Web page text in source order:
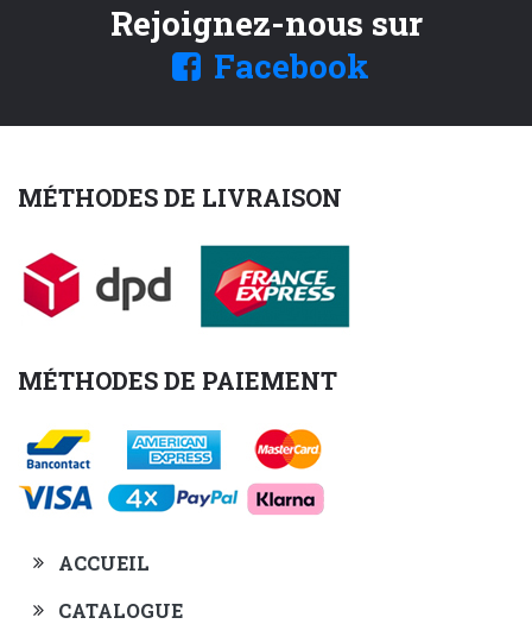
Rejoignez-nous sur
Facebook
MÉTHODES DE LIVRAISON
MÉTHODES DE PAIEMENT
ACCUEIL
CATALOGUE